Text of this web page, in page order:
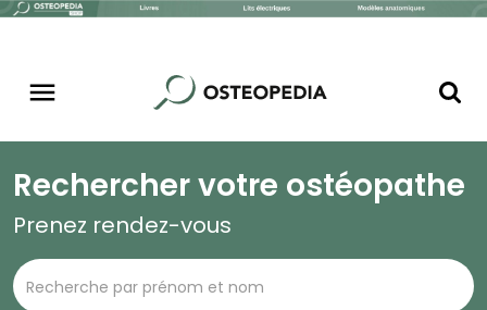
Rechercher votre ostéopathe
Prenez rendez-vous